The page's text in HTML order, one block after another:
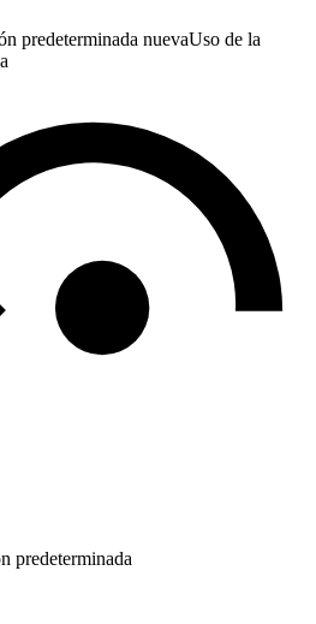
predeterminada nuevaUso de la
predeterminada